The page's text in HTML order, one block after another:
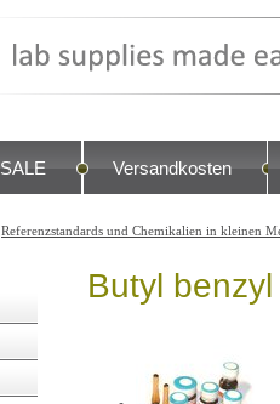
SALE Versandkosten
Referenzstandards und Chemikalien in kleinen
Butyl